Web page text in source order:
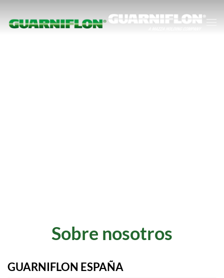
Skip to main content
Sobre nosotros
GUARNIFLON ESPAÑA